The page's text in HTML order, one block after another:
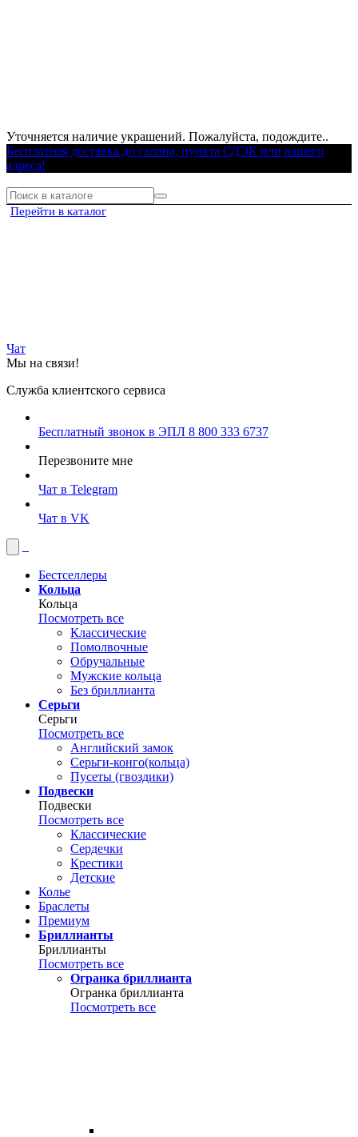
Уточняется наличие украшений. Пожалуйста, подождите..
Бесплатная доставка до салона, пункта СДЭК или вашего
адреса!
Перейти в каталог
Чат
Мы на связи!
Служба клиентского сервиса
Бесплатный звонок в ЭПЛ 8 800 333 6737
Перезвоните мне
Чат в Telegram
Чат в VK
Бестселлеры
Кольца
Кольца
Посмотреть все
Классические
Помолвочные
Обручальные
Мужские кольца
Без бриллианта
Серьги
Серьги
Посмотреть все
Английский замок
Серьги-конго(кольца)
Пусеты (гвоздики)
Подвески
Подвески
Посмотреть все
Классические
Сердечки
Крестики
Детские
Колье
Браслеты
Премиум
Бриллианты
Бриллианты
Посмотреть все
Огранка бриллианта
Огранка бриллианта
Посмотреть все